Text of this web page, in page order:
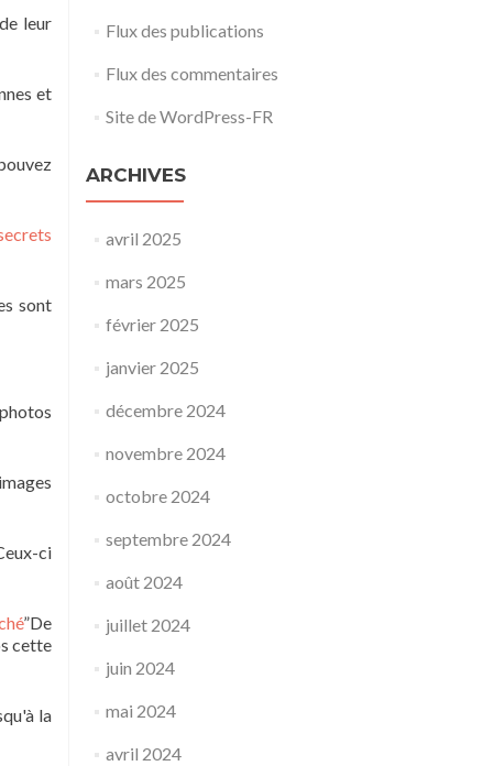
leur
et
sont
ci
”De
cette
la
Flux des publications
Flux des commentaires
Site de WordPress-FR
ARCHIVES
avril 2025
mars 2025
février 2025
janvier 2025
décembre 2024
novembre 2024
octobre 2024
septembre 2024
août 2024
juillet 2024
juin 2024
mai 2024
avril 2024